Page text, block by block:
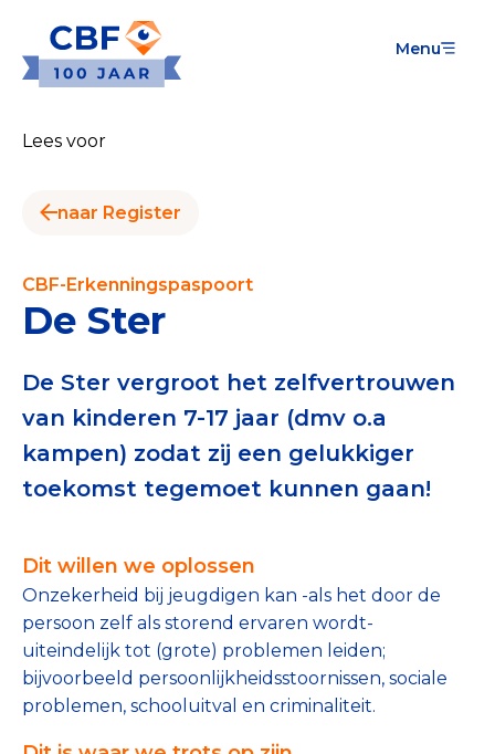
Menu
Goede Doelen
CBF-Erkenning aanvragen
Publiek
Veilig geven met het CBF-keurmerk
Check het CBF-keurmerk van een goed doel
Download de Geef Gerust Checklist
Data & Onderzoek
Betrouwbare data over goede doelen
CBF-publicaties
State of the Sector
Lees voor
naar Register
CBF-Erkenningspaspoort
De Ster
De Ster vergroot het zelfvertrouwen
van kinderen 7-17 jaar (dmv o.a
kampen) zodat zij een gelukkiger
toekomst tegemoet kunnen gaan!
Dit willen we oplossen
Onzekerheid bij jeugdigen kan -als het door de
persoon zelf als storend ervaren wordt-
uiteindelijk tot (grote) problemen leiden;
bijvoorbeeld persoonlijkheidsstoornissen, sociale
problemen, schooluitval en criminaliteit.